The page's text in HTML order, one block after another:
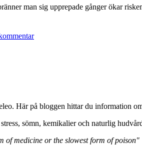
man sig upprepade gånger ökar
Här på bloggen hittar du information
sömn, kemikalier och naturlig
of medicine or the slowest form of poison"